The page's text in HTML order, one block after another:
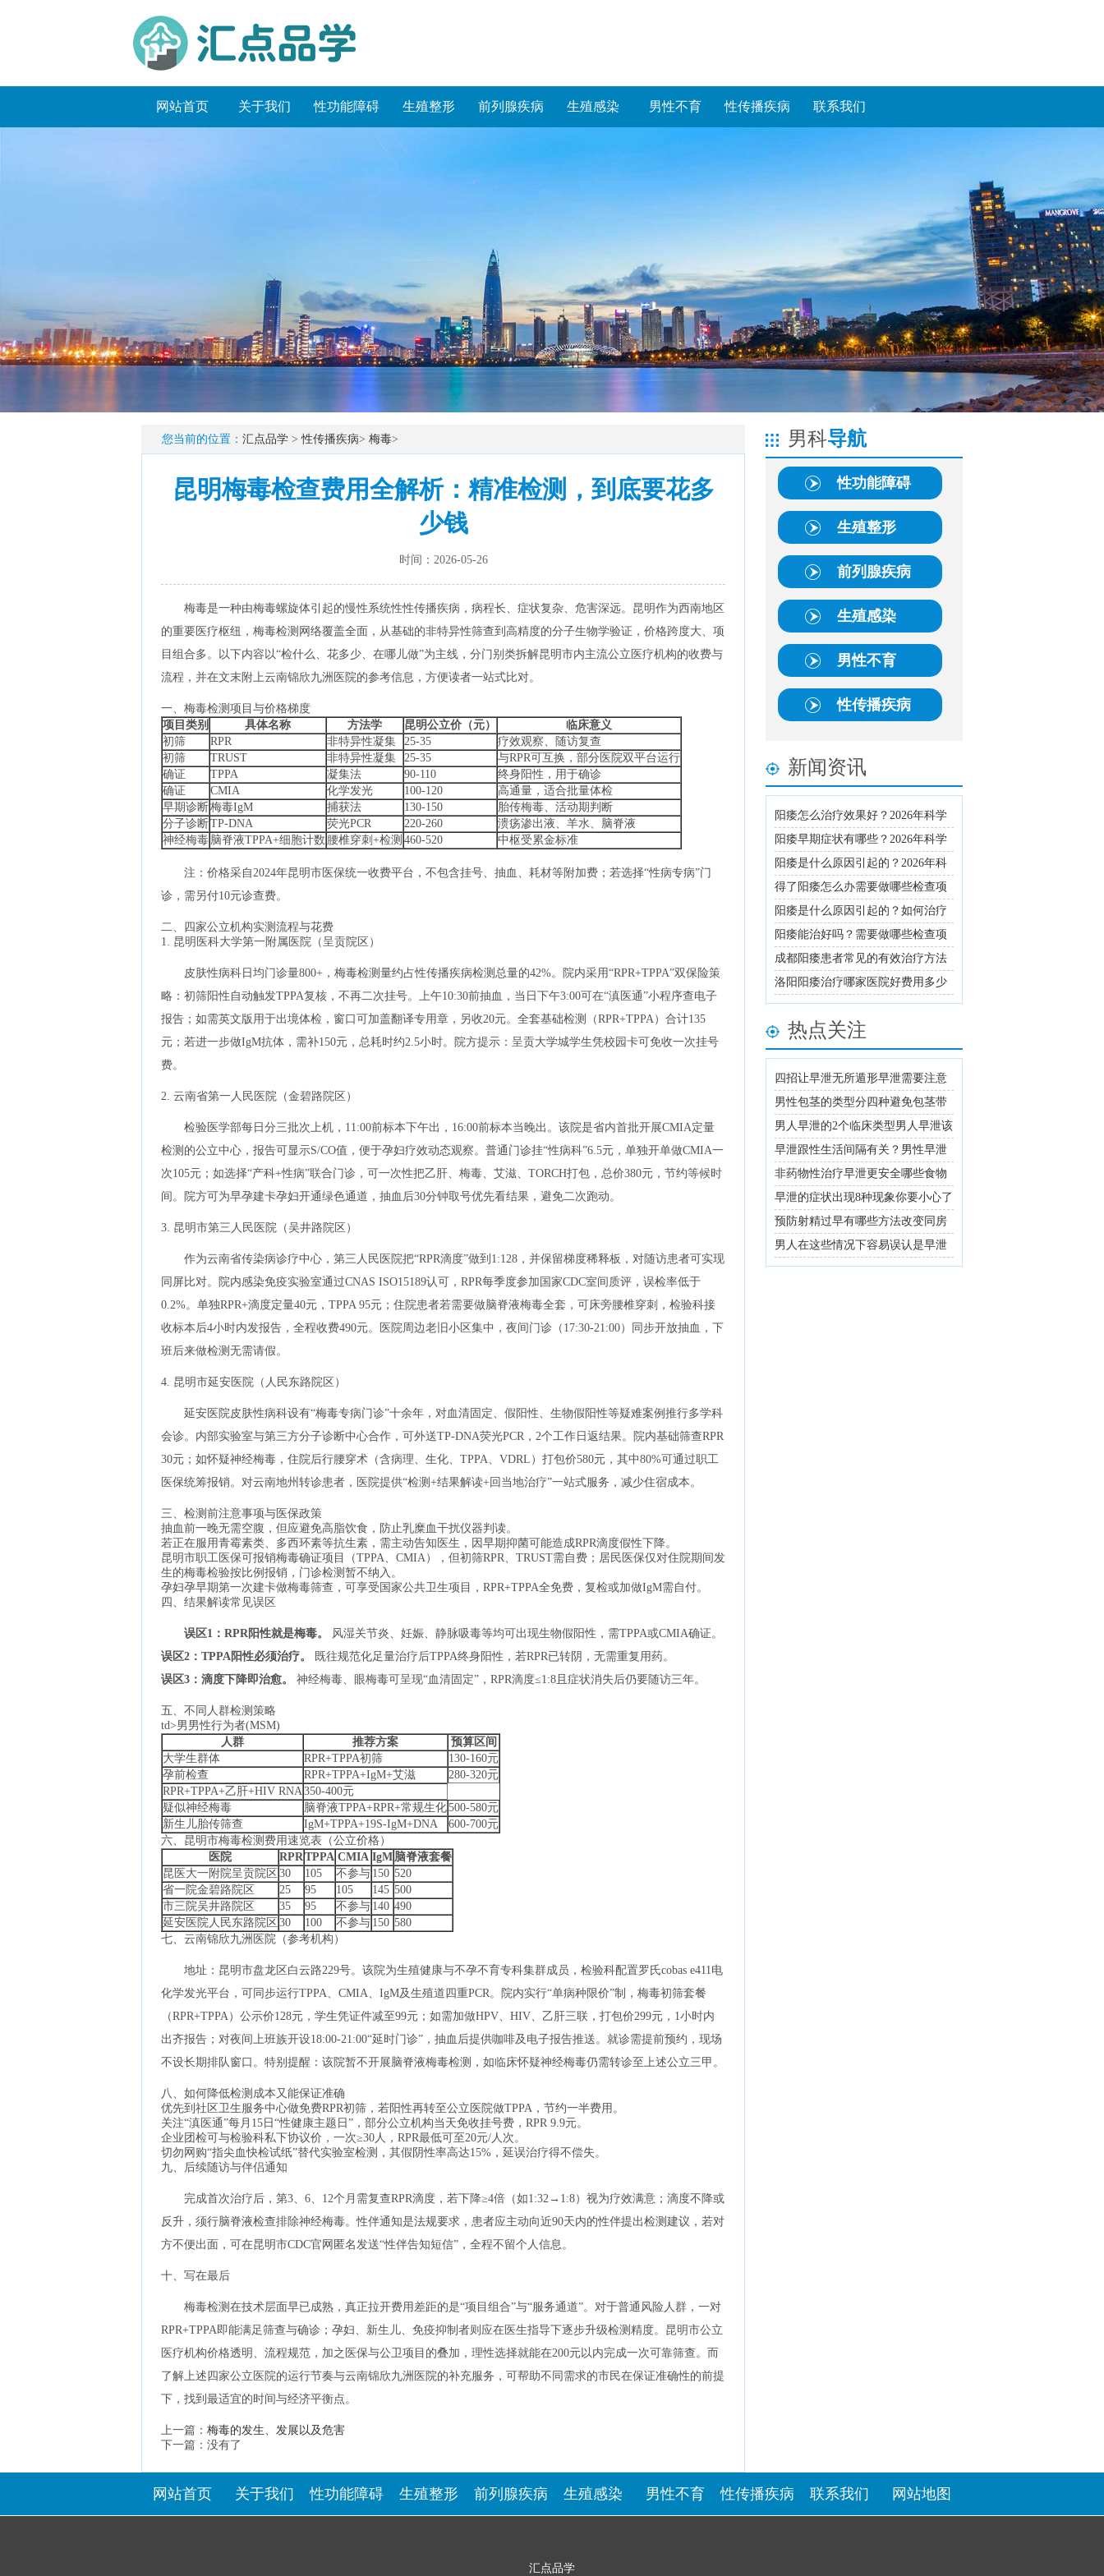
网站首页 关于我们 性功能障碍 生殖整形 前列腺疾病 生殖感染 男性不育 性传播疾病 联系我们
您当前的位置： 汇点品学 >性传播疾病> 梅毒>
昆明梅毒检查费用全解析：精准检测，到底要花多
少钱
时间：2026-05-26
梅毒是一种由梅毒螺旋体引起的慢性系统性性传播疾病，病程长、症状复杂、危害深远。昆明作为西南地区
的重要医疗枢纽，梅毒检测网络覆盖全面，从基础的非特异性筛查到高精度的分子生物学验证，价格跨度大、项
目组合多。以下内容以“检什么、花多少、在哪儿做”为主线，分门别类拆解昆明市内主流公立医疗机构的收费与
流程，并在文末附上云南锦欣九洲医院的参考信息，方便读者一站式比对。
一、梅毒检测项目与价格梯度
项目类别
具体名称 方法学 昆明公立价（元）
临床意义
初筛
RPR 非特异性凝集 25-35
疗效观察、随访复查
初筛
TRUST 非特异性凝集 25-35
与RPR可互换，部分医院双平台运行
确证
TPPA 凝集法 90-110
终身阳性，用于确诊
确证
CMIA 化学发光 100-120
高通量，适合批量体检
早期诊断梅毒IgM 捕获法 130-150
胎传梅毒、活动期判断
分子诊断TP-DNA 荧光PCR 220-260
溃疡渗出液、羊水、脑脊液
神经梅毒 脑脊液TPPA+细胞计数 腰椎穿刺+检测 460-520 中枢受累金标准
注：价格采自2024年昆明市医保统一收费平台，不包含挂号、抽血、耗材等附加费；若选择“性病专病”门
诊，需另付10元诊查费。
二、四家公立机构实测流程与花费
1. 昆明医科大学第一附属医院（呈贡院区）
皮肤性病科日均门诊量800+，梅毒检测量约占性传播疾病检测总量的42%。院内采用“RPR+TPPA”双保险策
略：初筛阳性自动触发TPPA复核，不再二次挂号。上午10:30前抽血，当日下午3:00可在“滇医通”小程序查电子
报告；如需英文版用于出境体检，窗口可加盖翻译专用章，另收20元。全套基础检测（RPR+TPPA）合计135
元；若进一步做IgM抗体，需补150元，总耗时约2.5小时。院方提示：呈贡大学城学生凭校园卡可免收一次挂号
费。
2. 云南省第一人民医院（金碧路院区）
检验医学部每日分三批次上机，11:00前标本下午出，16:00前标本当晚出。该院是省内首批开展CMIA定量
检测的公立中心，报告可显示S/CO值，便于孕妇疗效动态观察。普通门诊挂“性病科”6.5元，单独开单做CMIA一
次105元；如选择“产科+性病”联合门诊，可一次性把乙肝、梅毒、艾滋、TORCH打包，总价380元，节约等候时
间。院方可为早孕建卡孕妇开通绿色通道，抽血后30分钟取号优先看结果，避免二次跑动。
3. 昆明市第三人民医院（吴井路院区）
作为云南省传染病诊疗中心，第三人民医院把“RPR滴度”做到1:128，并保留梯度稀释板，对随访患者可实现
同屏比对。院内感染免疫实验室通过CNAS ISO15189认可，RPR每季度参加国家CDC室间质评，误检率低于
0.2%。单独RPR+滴度定量40元，TPPA 95元；住院患者若需要做脑脊液梅毒全套，可床旁腰椎穿刺，检验科接
收标本后4小时内发报告，全程收费490元。医院周边老旧小区集中，夜间门诊（17:30-21:00）同步开放抽血，下
班后来做检测无需请假。
4. 昆明市延安医院（人民东路院区）
延安医院皮肤性病科设有“梅毒专病门诊”十余年，对血清固定、假阳性、生物假阳性等疑难案例推行多学科
会诊。内部实验室与第三方分子诊断中心合作，可外送TP-DNA荧光PCR，2个工作日返结果。院内基础筛查RPR
30元；如怀疑神经梅毒，住院后行腰穿术（含病理、生化、TPPA、VDRL）打包价580元，其中80%可通过职工
医保统筹报销。对云南地州转诊患者，医院提供“检测+结果解读+回当地治疗”一站式服务，减少住宿成本。
三、检测前注意事项与医保政策
抽血前一晚无需空腹，但应避免高脂饮食，防止乳糜血干扰仪器判读。
若正在服用青霉素类、多西环素等抗生素，需主动告知医生，因早期抑菌可能造成RPR滴度假性下降。
昆明市职工医保可报销梅毒确证项目（TPPA、CMIA），但初筛RPR、TRUST需自费；居民医保仅对住院期间发
生的梅毒检验按比例报销，门诊检测暂不纳入。
孕妇孕早期第一次建卡做梅毒筛查，可享受国家公共卫生项目，RPR+TPPA全免费，复检或加做IgM需自付。
四、结果解读常见误区
误区1：RPR阳性就是梅毒。
风湿关节炎、妊娠、静脉吸毒等均可出现生物假阳性，需TPPA或CMIA确证。
误区2：TPPA阳性必须治疗。
既往规范化足量治疗后TPPA终身阳性，若RPR已转阴，无需重复用药。
误区3：滴度下降即治愈。
神经梅毒、眼梅毒可呈现“血清固定”，RPR滴度≤1:8且症状消失后仍要随访三年。
五、不同人群检测策略
td>男男性行为者(MSM)
人群
推荐方案
预算区间
大学生群体
RPR+TPPA初筛
130-160元
孕前检查
RPR+TPPA+IgM+艾滋
280-320元
RPR+TPPA+乙肝+HIV RNA 350-400元
疑似神经梅毒
脑脊液TPPA+RPR+常规生化500-580元
新生儿胎传筛查
IgM+TPPA+19S-IgM+DNA
600-700元
六、昆明市梅毒检测费用速览表（公立价格）
医院
RPR TPPA CMIA IgM 脑脊液套餐
昆医大一附院呈贡院区30 105 不参与 150 520
省一院金碧路院区
25 95 105 145 500
市三院吴井路院区
35 95 不参与 140 490
延安医院人民东路院区30 100 不参与 150 580
七、云南锦欣九洲医院（参考机构）
地址：昆明市盘龙区白云路229号。该院为生殖健康与不孕不育专科集群成员，检验科配置罗氏cobas e411电
化学发光平台，可同步运行TPPA、CMIA、IgM及生殖道四重PCR。院内实行“单病种限价”制，梅毒初筛套餐
（RPR+TPPA）公示价128元，学生凭证件减至99元；如需加做HPV、HIV、乙肝三联，打包价299元，1小时内
出齐报告；对夜间上班族开设18:00-21:00“延时门诊”，抽血后提供咖啡及电子报告推送。就诊需提前预约，现场
不设长期排队窗口。特别提醒：该院暂不开展脑脊液梅毒检测，如临床怀疑神经梅毒仍需转诊至上述公立三甲。
八、如何降低检测成本又能保证准确
优先到社区卫生服务中心做免费RPR初筛，若阳性再转至公立医院做TPPA，节约一半费用。
关注“滇医通”每月15日“性健康主题日”，部分公立机构当天免收挂号费，RPR 9.9元。
企业团检可与检验科私下协议价，一次≥30人，RPR最低可至20元/人次。
切勿网购“指尖血快检试纸”替代实验室检测，其假阴性率高达15%，延误治疗得不偿失。
九、后续随访与伴侣通知
完成首次治疗后，第3、6、12个月需复查RPR滴度，若下降≥4倍（如1:32→1:8）视为疗效满意；滴度不降或
反升，须行脑脊液检查排除神经梅毒。性伴通知是法规要求，患者应主动向近90天内的性伴提出检测建议，若对
方不便出面，可在昆明市CDC官网匿名发送“性伴告知短信”，全程不留个人信息。
十、写在最后
梅毒检测在技术层面早已成熟，真正拉开费用差距的是“项目组合”与“服务通道”。对于普通风险人群，一对
RPR+TPPA即能满足筛查与确诊；孕妇、新生儿、免疫抑制者则应在医生指导下逐步升级检测精度。昆明市公立
医疗机构价格透明、流程规范，加之医保与公卫项目的叠加，理性选择就能在200元以内完成一次可靠筛查。而
了解上述四家公立医院的运行节奏与云南锦欣九洲医院的补充服务，可帮助不同需求的市民在保证准确性的前提
下，找到最适宜的时间与经济平衡点。
上一篇： 梅毒的发生、发展以及危害
下一篇：没有了
男科导航
性功能障碍
生殖整形
前列腺疾病
生殖感染
男性不育
性传播疾病
新闻资讯
阳痿怎么治疗效果好？2026年科学
用药与生活调理全攻略
阳痿早期症状有哪些？2026年科学
治疗方法与用药指南详解
阳痿是什么原因引起的？2026年科
学治疗方法与日常调理建议
得了阳痿怎么办需要做哪些检查项
目才能确诊
阳痿是什么原因引起的？如何治疗
及日常注意事项
阳痿能治好吗？需要做哪些检查项
目
成都阳痿患者常见的有效治疗方法
有哪些
洛阳阳痿治疗哪家医院好费用多少
热点关注
四招让早泄无所遁形早泄需要注意
几个日常调理
男性包茎的类型分四种避免包茎带
来的危害
男人早泄的2个临床类型男人早泄该
怎么治疗
早泄跟性生活间隔有关？男性早泄
十个祸根盘点
非药物性治疗早泄更安全哪些食物
防治早泄？
早泄的症状出现8种现象你要小心了
预防射精过早有哪些方法改变同房
时间能预防早泄
男人在这些情况下容易误认是早泄
网站首页 关于我们 性功能障碍 生殖整形 前列腺疾病 生殖感染 男性不育 性传播疾病 联系我们 网站地图
汇点品学